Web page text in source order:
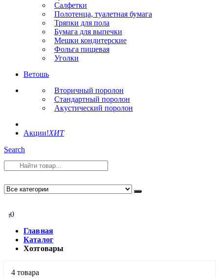
Салфетки
Полотенца, туалетная бумага
Тряпки для пола
Бумага для выпечки
Мешки кондитерские
Фольга пищевая
Уголки
Ветошь
Вторичный поролон
Стандартный поролон
Акустический поролон
Акции!ХИТ
Search
00
Главная
Каталог
Хозтовары
4 товара